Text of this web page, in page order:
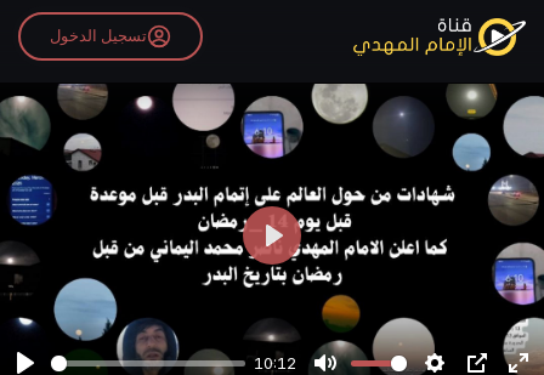
تسجيل الدخول
10:12
P
a
y